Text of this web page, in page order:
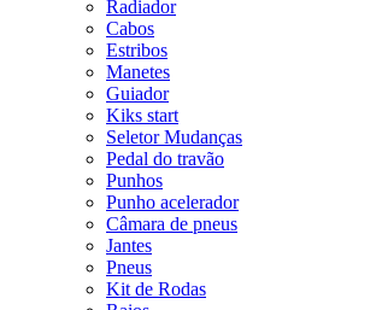
Radiador
Cabos
Estribos
Manetes
Guiador
Kiks start
Seletor Mudanças
Pedal do travão
Punhos
Punho acelerador
Câmara de pneus
Jantes
Pneus
Kit de Rodas